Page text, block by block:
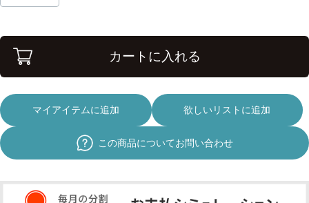
カートに入れる
マイアイテムに追加 欲しいリストに追加
この商品についてお問い合わせ